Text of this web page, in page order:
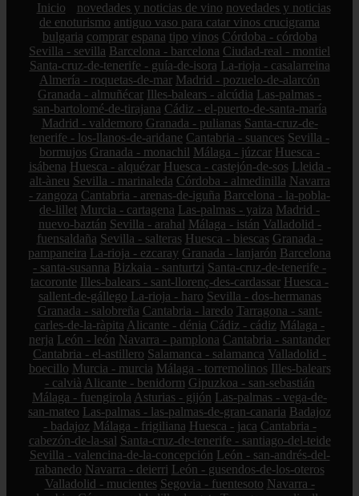
Inicio novedades y noticias de vino novedades y noticias
de enoturismo antiguo vaso para catar vinos crucigrama
bulgaria comprar espana tipo vinos Córdoba - córdoba
Sevilla - sevilla Barcelona - barcelona Ciudad-real - montiel
Santa-cruz-de-tenerife - guía-de-isora La-rioja - casalarreina
Almería - roquetas-de-mar Madrid - pozuelo-de-alarcón
Granada - almuñécar Illes-balears - alcúdia Las-palmas -
san-bartolomé-de-tirajana Cádiz - el-puerto-de-santa-maría
Madrid - valdemoro Granada - pulianas Santa-cruz-de-
tenerife - los-llanos-de-aridane Cantabria - suances Sevilla -
bormujos Granada - monachil Málaga - júzcar Huesca -
isábena Huesca - alquézar Huesca - castejón-de-sos Lleida -
alt-àneu Sevilla - marinaleda Córdoba - almedinilla Navarra
- zangoza Cantabria - arenas-de-iguña Barcelona - la-pobla-
de-lillet Murcia - cartagena Las-palmas - yaiza Madrid -
nuevo-baztán Sevilla - arahal Málaga - istán Valladolid -
fuensaldaña Sevilla - salteras Huesca - biescas Granada -
pampaneira La-rioja - ezcaray Granada - lanjarón Barcelona
- santa-susanna Bizkaia - santurtzi Santa-cruz-de-tenerife -
tacoronte Illes-balears - sant-llorenç-des-cardassar Huesca -
sallent-de-gállego La-rioja - haro Sevilla - dos-hermanas
Granada - salobreña Cantabria - laredo Tarragona - sant-
carles-de-la-ràpita Alicante - dénia Cádiz - cádiz Málaga -
nerja León - león Navarra - pamplona Cantabria - santander
Cantabria - el-astillero Salamanca - salamanca Valladolid -
boecillo Murcia - murcia Málaga - torremolinos Illes-balears
- calvià Alicante - benidorm Gipuzkoa - san-sebastián
Málaga - fuengirola Asturias - gijón Las-palmas - vega-de-
san-mateo Las-palmas - las-palmas-de-gran-canaria Badajoz
- badajoz Málaga - frigiliana Huesca - jaca Cantabria -
cabezón-de-la-sal Santa-cruz-de-tenerife - santiago-del-teide
Sevilla - valencina-de-la-concepción León - san-andrés-del-
rabanedo Navarra - deierri León - gusendos-de-los-oteros
Valladolid - mucientes Segovia - fuentesoto Navarra -